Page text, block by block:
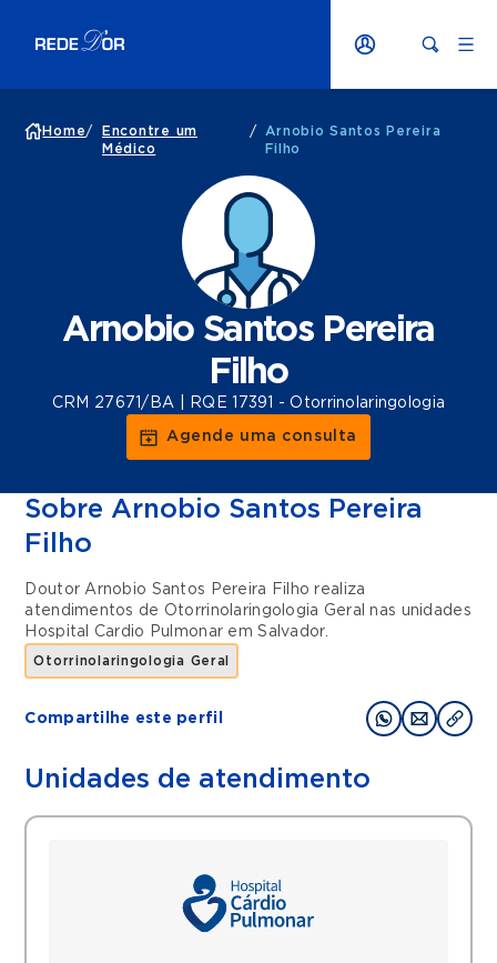
Home/
Encontre um
Médico
/
Arnobio Santos Pereira
Filho
Arnobio Santos Pereira
Filho
CRM 27671/BA | RQE 17391 - Otorrinolaringologia
Agende uma consulta
Sobre Arnobio Santos Pereira
Filho
Doutor Arnobio Santos Pereira Filho realiza
atendimentos de Otorrinolaringologia Geral
nas unidades
Hospital Cardio Pulmonar emSalvador.
Otorrinolaringologia Geral
Compartilhe este perfil
Unidades de atendimento